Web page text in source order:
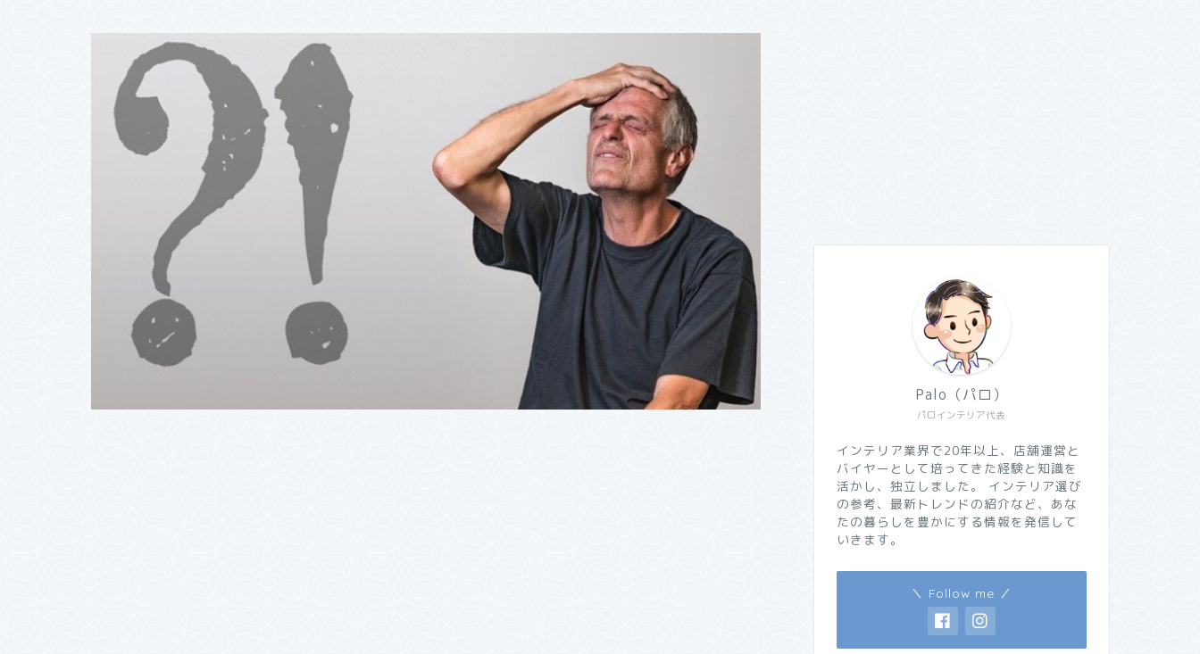
パロインテリア代表
Palo（パロ）
インテリア業界で20年以上、店舗運営と
バイヤーとして培ってきた経験と知識を
活かし、独立しました。 インテリア選び
の参考、最新トレンドの紹介など、あな
たの暮らしを豊かにする情報を発信して
いきます。
＼ Follow me ／